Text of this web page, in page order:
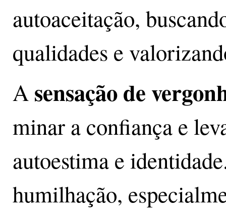
autoaceitação,
qualidades e
Asensação de
minar a confiança e
autoestima e
humilhação,